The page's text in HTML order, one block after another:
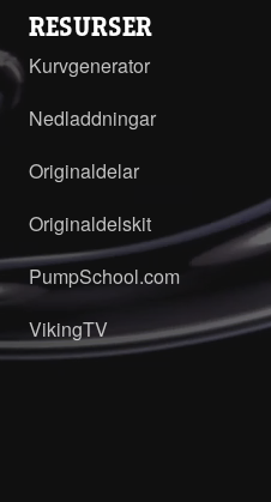
RESURSER
Kurvgenerator
Nedladdningar
Originaldelar
Originaldelskit
PumpSchool.com
VikingTV